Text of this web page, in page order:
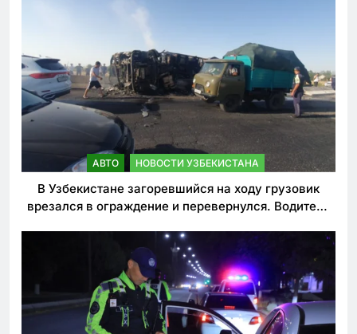
АВТО НОВОСТИ УЗБЕКИСТАНА
В Узбекистане загоревшийся на ходу грузовик
врезался в ограждение и перевернулся. Водитель